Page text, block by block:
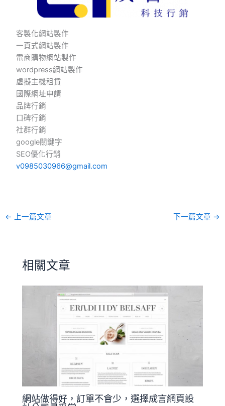
客製化網站製作
一頁式網站製作
電商購物網站製作
wordpress網站製作
虛擬主機租賃
國際網址申請
品牌行銷
口碑行銷
社群行銷
google關鍵字
SEO優化行銷
v0985030966@gmail.com
← 上一篇文章 下一篇文章 →
相關文章
網站做得好，訂單不會少，選擇成言網頁設